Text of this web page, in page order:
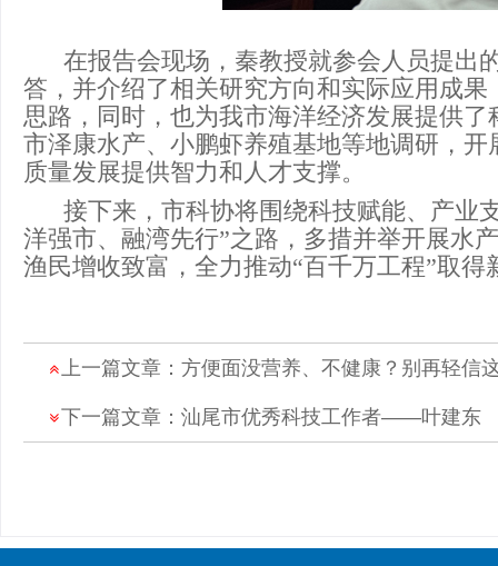
在报告会现场，秦教授就参会人员提出
答，并介绍了相关研究方向和实际应用成
思路，同时，也为我市海洋经济发展提供
市泽康水产、小鹏虾养殖基地等地调研，
质量发展提供智力和人才支撑。
接下来，市科协将围绕科技赋能、产业
洋强市、融湾先行”之路，多措并举开展水
渔民增收致富，全力推动“百千万工程”取得
上一篇文章： 方便面没营养、不健康？别再轻信
下一篇文章： 汕尾市优秀科技工作者——叶建东